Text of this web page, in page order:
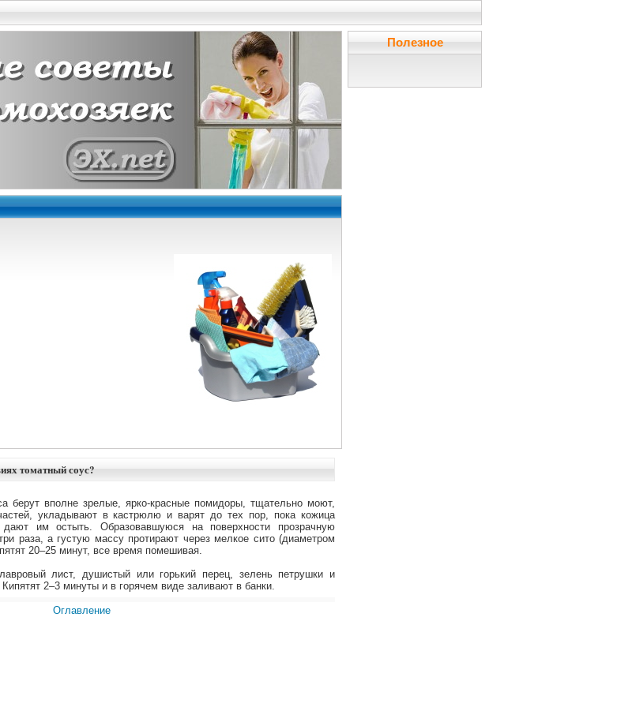
томатный соус?
берут вполне зрелые, ярко-красные помидоры, тщательно моют,
укладывают в кастрюлю и варят до тех пор, пока кожица
дают им остыть. Образовавшуюся на поверхности прозрачную
раза, а густую массу протирают через мелкое сито (диаметром
20–25 минут, все время помешивая.
лист, душистый или горький перец, зелень петрушки и
2–3 минуты и в горячем виде заливают в банки.
Оглавление
Полезное